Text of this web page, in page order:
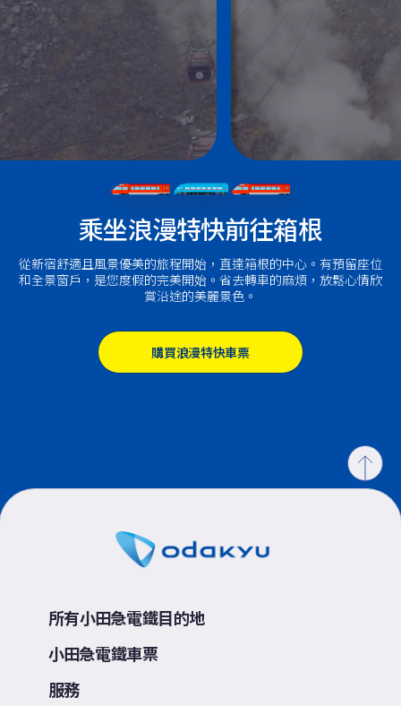
乘坐浪漫特快前往箱根
從新宿舒適且風景優美的旅程開始，直達箱根的中心。有預留座位
和全景窗戶，是您度假的完美開始。省去轉車的麻煩，放鬆心情欣
賞沿途的美麗景色。
購買浪漫特快車票
所有小田急電鐵目的地
小田急電鐵車票
服務